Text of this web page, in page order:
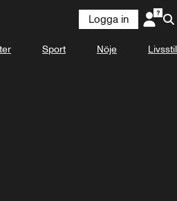
Logga in
Sport Nöje Livsstil